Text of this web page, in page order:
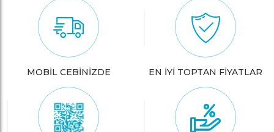
MOBİL CEBİNİZDE EN İYİ TOPTAN FİYATLAR